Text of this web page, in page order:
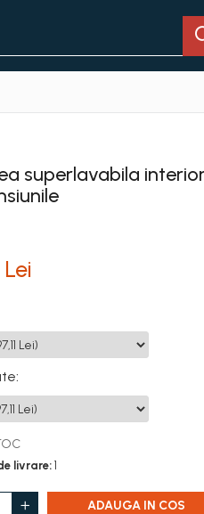
superlavabila
Lei
:
livrare: 1
ADAUGA IN COS